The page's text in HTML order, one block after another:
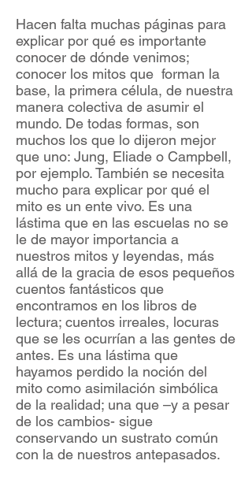
Hacen falta muchas páginas para
explicar por qué es importante
conocer de dónde venimos;
conocer los mitos que forman la
base, la primera célula, de nuestra
manera colectiva de asumir el
mundo. De todas formas, son
muchos los que lo dijeron mejor
que uno: Jung, Eliade o Campbell,
por ejemplo. También se necesita
mucho para explicar por qué el
mito es un ente vivo. Es una
lástima que en las escuelas no se
le de mayor importancia a
nuestros mitos y leyendas, más
allá de la gracia de esos pequeños
cuentos fantásticos que
encontramos en los libros de
lectura; cuentos irreales, locuras
que se les ocurrían a las gentes de
antes. Es una lástima que
hayamos perdido la noción del
mito como asimilación simbólica
de la realidad; una que –y a pesar
de los cambios- sigue
conservando un sustrato común
con la de nuestros antepasados.